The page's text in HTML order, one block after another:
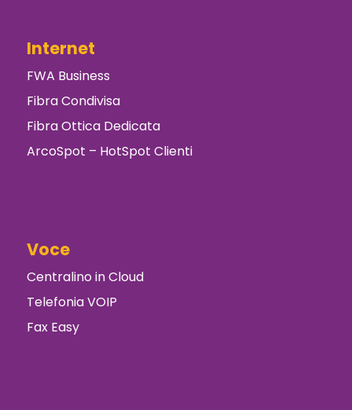
Internet
FWA Business
Fibra Condivisa
Fibra Ottica Dedicata
ArcoSpot – HotSpot Clienti
Voce
Centralino in Cloud
Telefonia VOIP
Fax Easy